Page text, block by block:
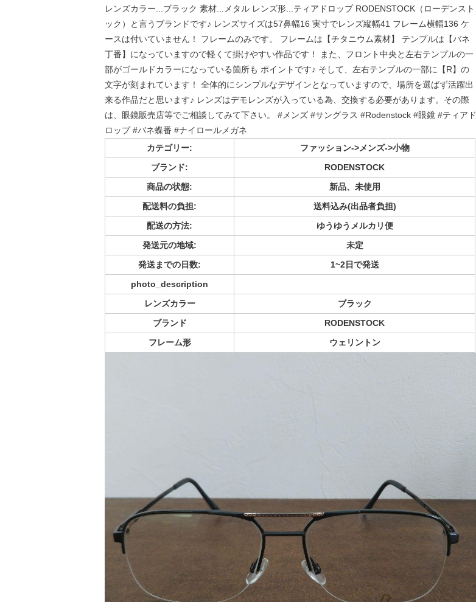
レンズカラー...ブラック 素材...メタル レンズ形...ティアドロップ RODENSTOCK（ローデンスト
ック）と言うブランドです♪ レンズサイズは57鼻幅16 実寸でレンズ縦幅41 フレーム横幅136 ケ
ースは付いていません！ フレームのみです。 フレームは【チタニウム素材】 テンプルは【バネ
丁番】になっていますので軽くて掛けやすい作品です！ また、フロント中央と左右テンプルの一
部がゴールドカラーになっている箇所も ポイントです♪ そして、左右テンプルの一部に【R】の
文字が刻まれています！ 全体的にシンプルなデザインとなっていますので、場所を選ばず活躍出
来る作品だと思います♪ レンズはデモレンズが入っている為、交換する必要があります。その際
は、眼鏡販売店等でご相談してみて下さい。 #メンズ #サングラス #Rodenstock #眼鏡 #ティアド
ロップ #バネ蝶番 #ナイロールメガネ
カテゴリー:
ファッション->メンズ->小物
ブランド:
RODENSTOCK
商品の状態:
新品、未使用
配送料の負担:
送料込み(出品者負担)
配送の方法:
ゆうゆうメルカリ便
発送元の地域:
未定
発送までの日数:
1~2日で発送
photo_description
レンズカラー
ブラック
ブランド
RODENSTOCK
フレーム形
ウェリントン